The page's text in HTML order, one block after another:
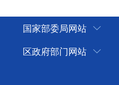
国家部委局网站
区政府部门网站